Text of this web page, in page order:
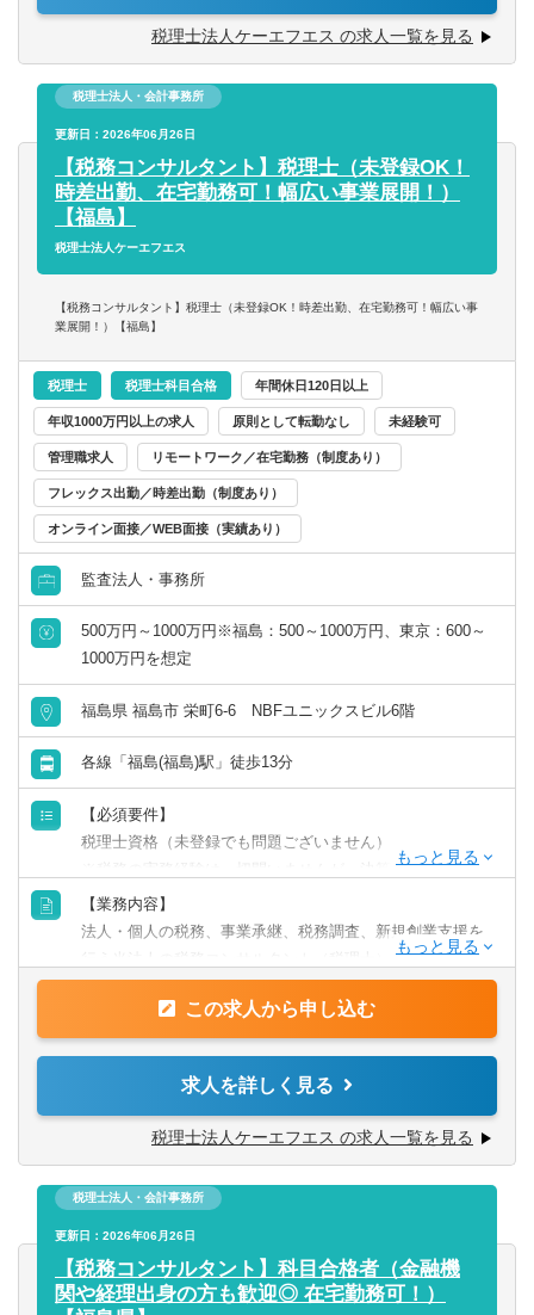
＜顧問先エリア＞
・東京事務所：東京都内、埼玉県、神奈川県、千葉県、茨
城県 など
・福島事務所：福島県内、宮城県、山形県、栃木県の一部
・オンライン対応：九州、関西、北海道 など
「よりクライアントに寄り添った提案・サポートを行いた
このような方からのご応募をぜひお待ちしております！
・税務相談
・法人個人の各種税務申告（法人税、事業税、消費税、所
・決算支援
・税務DD
・税務調査対応
・IPO支援業務（グループ会社と連携）
・相続、事業承継 など
・一般企業（ベンチャー、飲食、IＴ、不動産、サービス業
など）
・個人（スポーツマンや芸術家、フリーランスのコンサル
タントなど）
など
監査担当、データ入力担当がまとめたデータを元に、
税務判断や日常的な税務相談、事業承継・M&Aに係る税務
DDを担当いただきます。
税理士法人ケーエフエス の求人一覧を見る
税理士法人・会計事務所
更新日：2026年06月26日
【税務コンサルタント】税理士（未登録OK！
時差出勤、在宅勤務可！幅広い事業展開！）
【福島】
税理士法人ケーエフエス
【税務コンサルタント】税理士（未登録OK！時差出勤、在宅勤務可！幅広い事
業展開！）【福島】
税理士 税理士科目合格 年間休日120日以上
年収1000万円以上の求人 原則として転勤なし 未経験可
管理職求人 リモートワーク／在宅勤務（制度あり）
フレックス出勤／時差出勤（制度あり）
オンライン面接／WEB面接（実績あり）
監査法人・事務所
500万円～1000万円※福島：500～1000万円、東京：600～
1000万円を想定
福島県 福島市 栄町6-6 NBFユニックスビル6階
各線「福島(福島)駅」徒歩13分
【必須要件】
税理士資格（未登録でも問題ございません）
※税務の実務経験は一切問いませんが、決算書が読める方
や国税庁ご出身の方からのご応募をお待ちしております。
パートナー税理士、他税務コンサルタントと共にチームで
クライアントの課題解決を行っております。
・東京事務所：東京都内、埼玉県、神奈川県、千葉県、茨
・福島事務所：福島県内、宮城県、山形県、栃木県の一部
・オンライン対応：九州、関西、北海道 など
「よりクライアントに寄り添った提案・サポートを行いた
「幅広い分野に携わりたい」
このような方からのご応募をぜひお待ちしております！
【業務内容】
法人・個人の税務、事業承継、税務調査、新規創業支援を
行う当法人の税務コンサルタント（税理士）を募集してお
■主な業務内容：
・法人個人の各種税務申告（法人税、事業税、消費税、所
得税 など）の最終チェック
・決算支援
・税務調査対応
・IPO支援業務（グループ会社と連携）
・相続、事業承継 など
この求人から申し込む
求人を詳しく見る
税理士法人ケーエフエス の求人一覧を見る
税理士法人・会計事務所
更新日：2026年06月26日
【税務コンサルタント】科目合格者（金融機
関や経理出身の方も歓迎◎ 在宅勤務可！）